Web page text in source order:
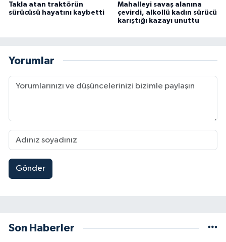
Takla atan traktörün
sürücüsü hayatını kaybetti
Mahalleyi savaş alanına
çevirdi, alkollü kadın sürücü
karıştığı kazayı unuttu
Yorumlar
Gönder
Son Haberler